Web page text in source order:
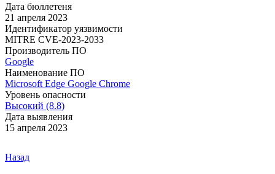
Дата бюллетеня
21 апреля 2023
Идентификатор уязвимости
MITRE CVE-2023-2033
Производитель ПО
Google
Наименование ПО
Microsoft Edge Google Chrome
Уровень опасности
Высокий (8.8)
Дата выявления
15 апреля 2023
Назад